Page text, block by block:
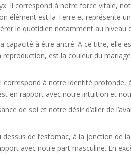
Il correspond à notre force vitale,
élément est la Terre et représente
le quotidien notamment au niveau
capacité à être ancré. A ce titre, elle
est la couleur du
correspond à notre identité
en rapport avec notre intuition et
de soi et notre désir d’aller de
de l’estomac, à la jonction de
avec notre part masculine. En